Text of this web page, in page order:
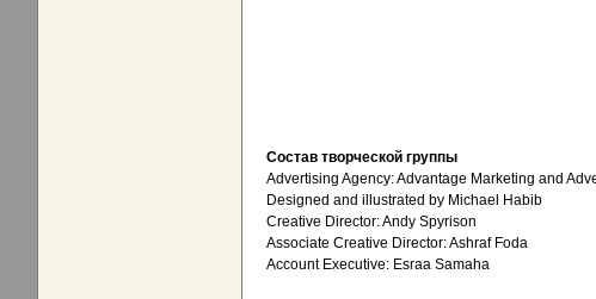
Состав творческой группы
Advertising Agency: Advantage Marketing and
Designed and illustrated by Michael Habib
Creative Director: Andy Spyrison
Associate Creative Director: Ashraf Foda
Account Executive: Esraa Samaha